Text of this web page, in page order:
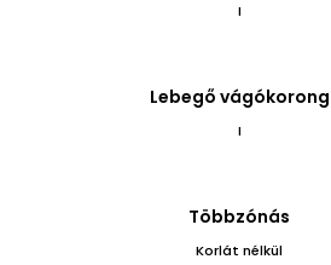
I
Lebegő vágókorong
I
Többzónás
Korlát nélkül